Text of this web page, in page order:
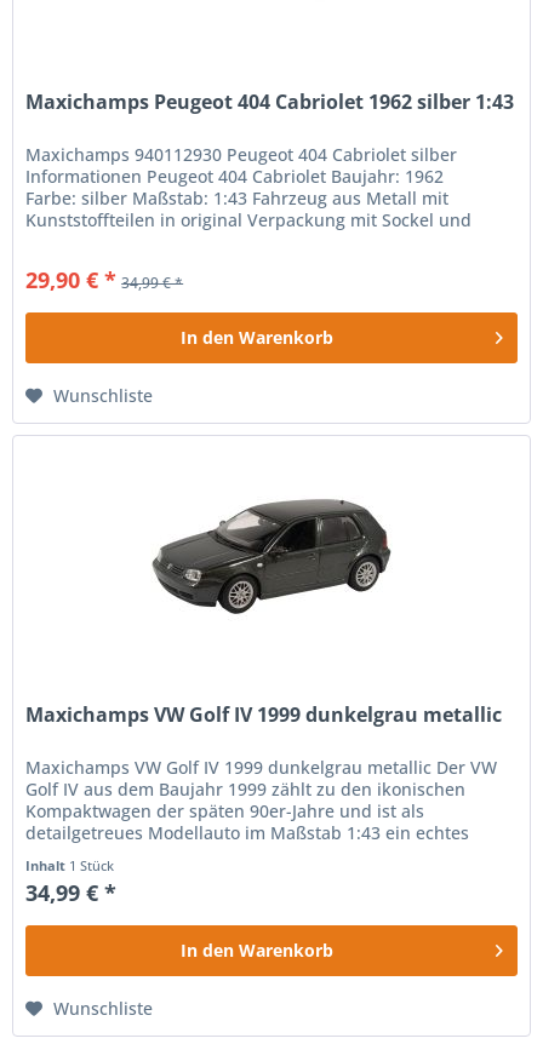
Maxichamps Peugeot 404 Cabriolet 1962 silber 1:43
Maxichamps 940112930 Peugeot 404 Cabriolet silber
Informationen Peugeot 404 Cabriolet Baujahr: 1962
Farbe: silber Maßstab: 1:43 Fahrzeug aus Metall mit
Kunststoffteilen in original Verpackung mit Sockel und
29,90 € * 34,99 € *
In den Warenkorb
Wunschliste
Maxichamps VW Golf IV 1999 dunkelgrau metallic
Maxichamps VW Golf IV 1999 dunkelgrau metallic Der VW
Golf IV aus dem Baujahr 1999 zählt zu den ikonischen
Kompaktwagen der späten 90er-Jahre und ist als
detailgetreues Modellauto im Maßstab 1:43 ein echtes
Inhalt 1 Stück
34,99 € *
In den Warenkorb
Wunschliste